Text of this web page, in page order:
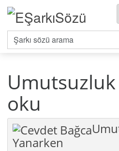
oku
Yanarken